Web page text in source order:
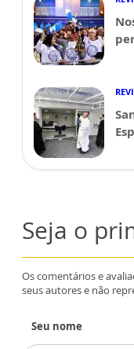
Seja o
Os comentários e
seus autores e não
Seu nome